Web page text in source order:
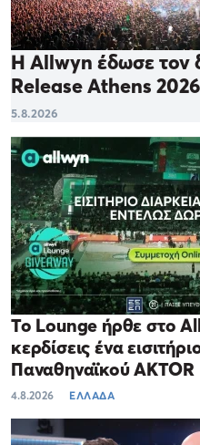
Η Allwyn έδωσε τον
Release Athens
5.8.2026
Το Lounge ήρθε στο
κερδίσεις ένα
Παναθηναϊκού AKTOR
4.8.2026 ΕΛΛΑΔΑ